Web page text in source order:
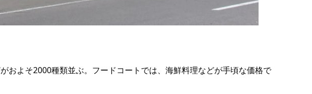
およそ2000種類並ぶ。フードコートでは、海鮮料理などが手頃な価格で